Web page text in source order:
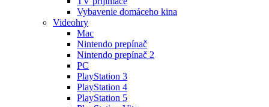
Vybavenie domáceho kina
Videohry
Mac
Nintendo prepínač
Nintendo prepínač 2
PC
PlayStation 3
PlayStation 4
PlayStation 5